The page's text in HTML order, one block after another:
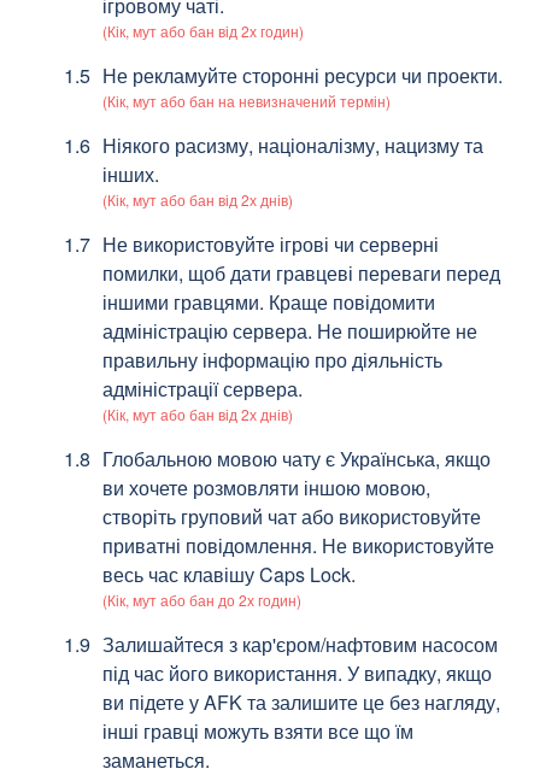
(Кік, мут або бан від 2х годин)
Не рекламуйте сторонні ресурси чи проекти.
(Кік, мут або бан на невизначений термін)
Ніякого расизму, націоналізму, нацизму та
інших.
(Кік, мут або бан від 2х днів)
Не використовуйте ігрові чи серверні
помилки, щоб дати гравцеві переваги перед
іншими гравцями. Краще повідомити
адміністрацію сервера. Не поширюйте не
правильну інформацію про діяльність
адміністрації сервера.
(Кік, мут або бан від 2х днів)
Глобальною мовою чату є Українська, якщо
ви хочете розмовляти іншою мовою,
створіть груповий чат або використовуйте
приватні повідомлення. Не використовуйте
весь час клавішу Caps Lock.
(Кік, мут або бан до 2х годин)
Залишайтеся з кар'єром/нафтовим насосом
під час його використання. У випадку, якщо
ви підете у AFK та залишите це без нагляду,
інші гравці можуть взяти все що їм
заманеться.